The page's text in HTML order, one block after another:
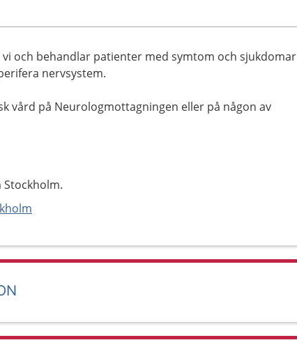
och behandlar patienter med symtom och sjukdomar
nervsystem.
vård på Neurologmottagningen eller på någon av